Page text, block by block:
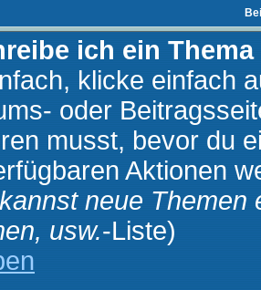
ich ein
klicke einfach
oder
musst, bevor du
Aktionen
neue Themen
usw.-Liste)